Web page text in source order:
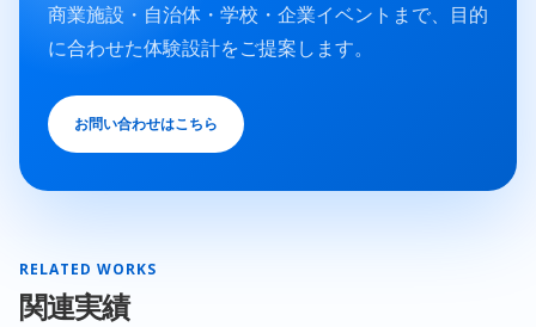
商業施設・自治体・学校・企業イベントまで、目的
に合わせた体験設計をご提案します。
お問い合わせはこちら
RELATED WORKS
関連実績